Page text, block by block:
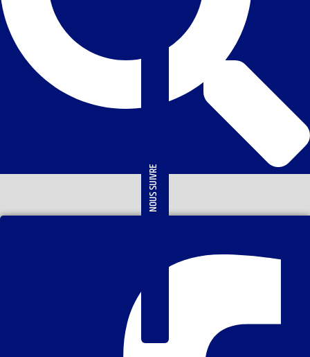
NOUS SUIVRE